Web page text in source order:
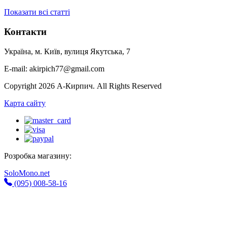
Показати всі статті
Контакти
Україна, м. Київ, вулиця Якутська, 7
E-mail: akirpich77@gmail.com
Copyright 2026 А-Кирпич. All Rights Reserved
Карта сайту
Розробка магазину:
SoloMono.net
(095) 008-58-16